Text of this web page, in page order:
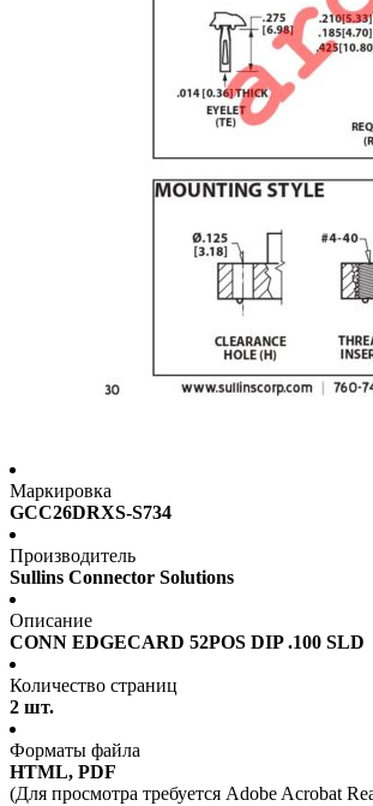
Маркировка
GCC26DRXS-S734
Производитель
Sullins Connector Solutions
Описание
CONN EDGECARD 52POS DIP .100 SLD
Количество страниц
2 шт.
Форматы файла
HTML, PDF
(Для просмотра требуется Adobe Acrobat